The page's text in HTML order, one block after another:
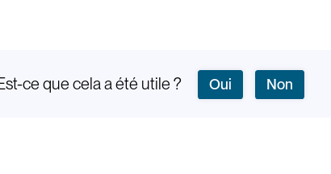
ce que cela a été utile ? Oui Non